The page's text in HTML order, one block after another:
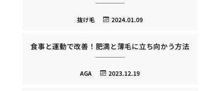
2024.01.09
抜け毛
食事と運動で改善！肥満と薄毛に立ち向かう方法
2023.12.19
AGA